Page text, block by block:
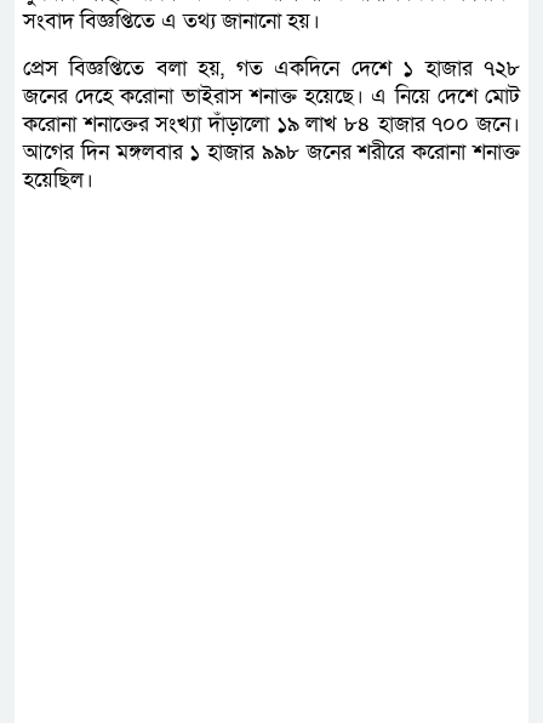
সংবাদ বিজ্ঞপ্তিতে এ তথ্য জানানো হয়।
প্রেস বিজ্ঞপ্তিতে বলা হয়, গত একদিনে দেশে ১ হাজার ৭২৮
জনের দেহে করোনা ভাইরাস শনাক্ত হয়েছে। এ নিয়ে দেশে মোট
করোনা শনাক্তের সংখ্যা দাঁড়ালো ১৯ লাখ ৮৪ হাজার ৭০০ জনে।
আগের দিন মঙ্গলবার ১ হাজার ৯৯৮ জনের শরীরে করোনা শনাক্ত
হয়েছিল।